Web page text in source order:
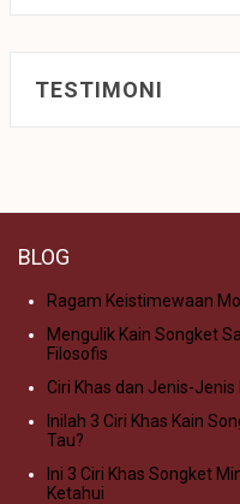
TESTIMONI
BLOG
Ragam Keistimewaan
Mengulik Kain Songket
Filosofis
Ciri Khas dan Jenis-
Inilah 3 Ciri Khas Kain
Tau?
Ini 3 Ciri Khas Songket
Ketahui